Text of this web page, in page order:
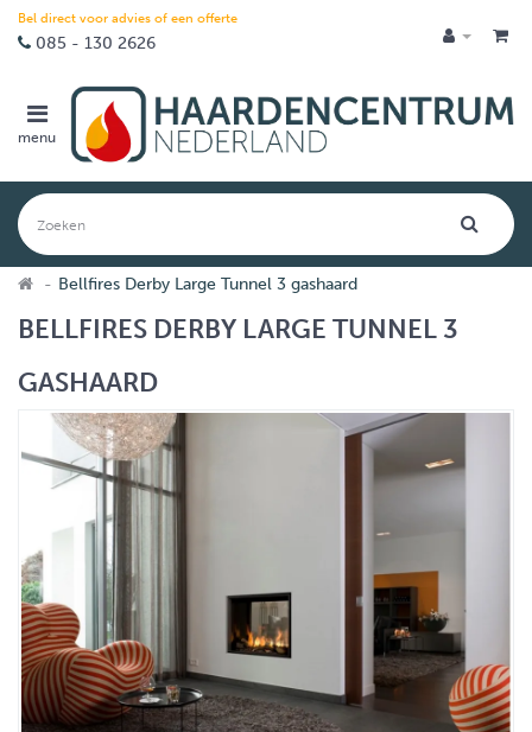
Bel direct voor advies of een offerte
085 - 130 2626
menu
Bellfires Derby Large Tunnel 3 gashaard
BELLFIRES DERBY LARGE TUNNEL 3
GASHAARD